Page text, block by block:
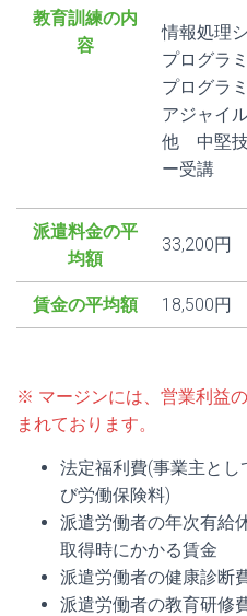
教育訓練の内
容
情報処理
プログラ
プログラ
アジャイ
他 中堅
ー受講
派遣料金の平
均額
33,200円
賃金の平均額 18,500円
※ マージンには、営業利益
まれております。
法定福利費(事業主とし
び労働保険料)
派遣労働者の年次有給
取得時にかかる賃金
派遣労働者の健康診断
派遣労働者の教育研修